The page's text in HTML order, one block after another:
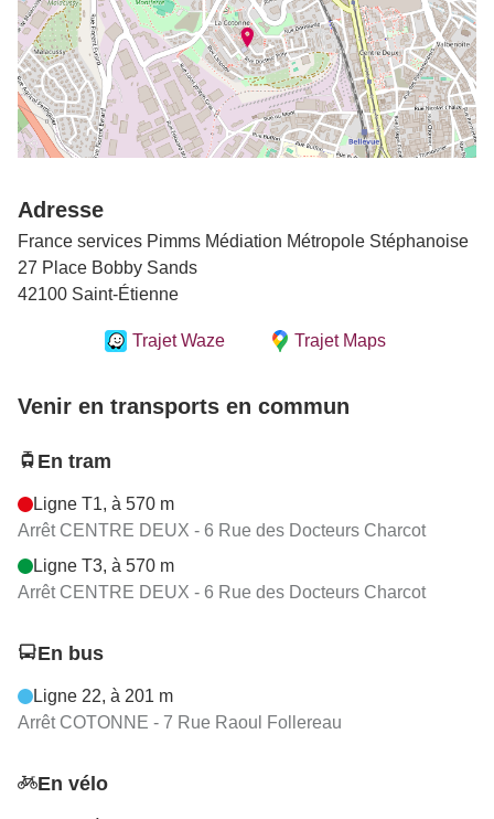
Adresse
France services Pimms Médiation Métropole Stéphanoise
27 Place Bobby Sands
42100 Saint-Étienne
Trajet Waze Trajet Maps
Venir en transports en commun
En tram
Ligne T1, à 570 m
Arrêt CENTRE DEUX - 6 Rue des Docteurs Charcot
Ligne T3, à 570 m
Arrêt CENTRE DEUX - 6 Rue des Docteurs Charcot
En bus
Ligne 22, à 201 m
Arrêt COTONNE - 7 Rue Raoul Follereau
En vélo